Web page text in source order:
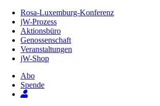
Inhalt
Seite
Rosa-Luxemburg-Konferenz
jW-Prozess
Aktionsbüro
Genossenschaft
Veranstaltungen
jW-Shop
Abo
Spende